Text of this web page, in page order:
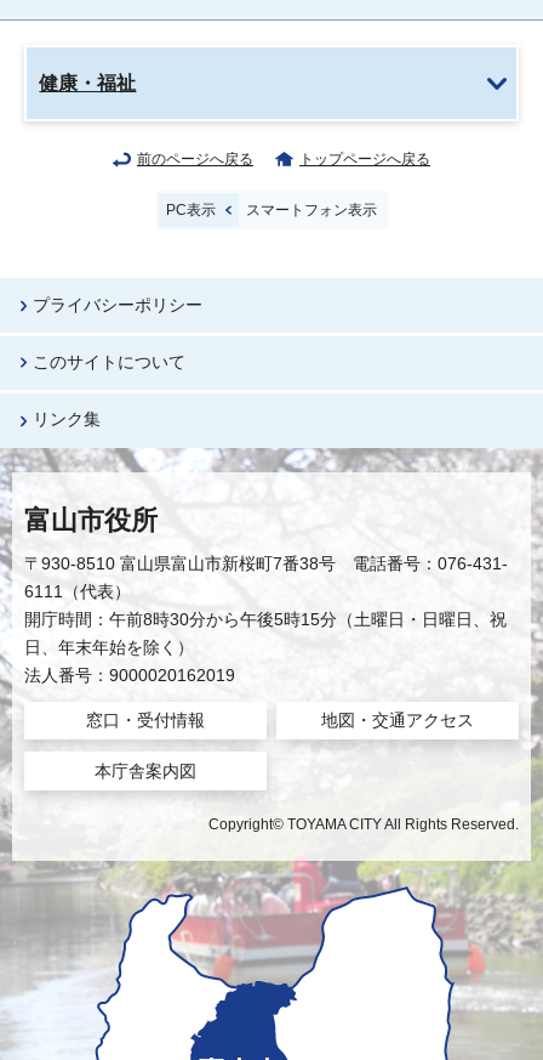
健康・福祉
前のページへ戻る トップページへ戻る
PC表示 スマートフォン表示
プライバシーポリシー
このサイトについて
リンク集
富山市役所
〒930-8510 富山県富山市新桜町7番38号 電話番号：076-431-
6111（代表）
開庁時間：午前8時30分から午後5時15分（土曜日・日曜日、祝
日、年末年始を除く）
法人番号：9000020162019
窓口・受付情報 地図・交通アクセス
本庁舎案内図
Copyright© TOYAMA CITY All Rights Reserved.